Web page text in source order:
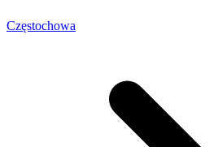
Częstochowa